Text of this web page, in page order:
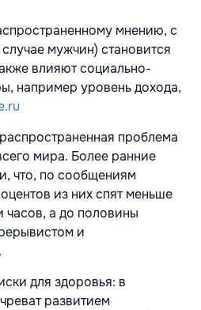
мнению, с
мужчин) становится
влияют социально-
например уровень дохода,
проблема
мира. Более ранние
что, по сообщениям
из них спят меньше
часов, а до половины
и
для здоровья: в
развитием